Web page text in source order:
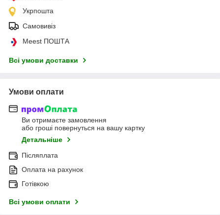
Укрпошта
Самовивіз
Meest ПОШТА
Всі умови доставки
Умови оплати
Ви отримаєте замовлення
або гроші повернуться на вашу картку
Детальніше
Післяплата
Оплата на рахунок
Готівкою
Всі умови оплати